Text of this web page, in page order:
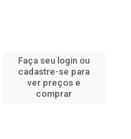
Faça seu login ou
cadastre-se para
ver preços e
comprar